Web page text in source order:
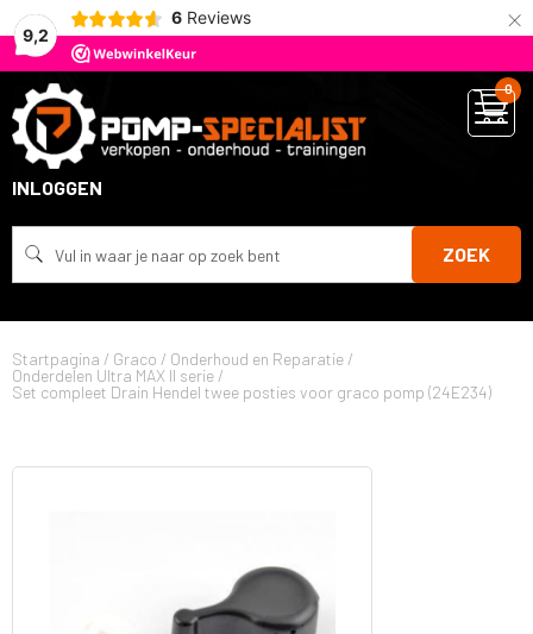
9,2
6 Reviews ×
ZOEK
INLOGGEN
0
Startpagina / Graco / Onderhoud en Reparatie /
Onderdelen Ultra MAX II serie /
Set compleet Drain Hendel twee posties voor graco pomp (24E234)